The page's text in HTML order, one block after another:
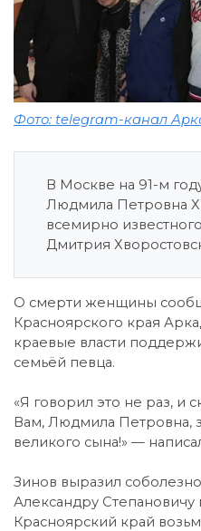
Фото: telegram-канал
В Москве на 91-м
Людмила Петровна
всемирно
Дмитрия
О смерти женщины
Красноярского края
краевые власти
семьёй певца.
«Я говорил это не раз, и
Вам, Людмила Петровна,
великого сына!» —
Зинов выразил
Александру
Красноярский край